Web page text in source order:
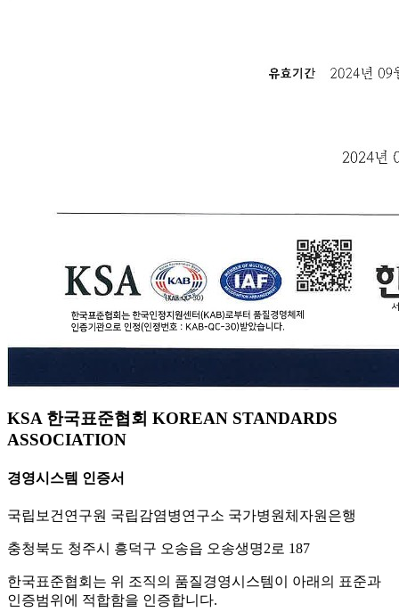
KSA 한국표준협회 KOREAN STANDARDS
ASSOCIATION
경영시스템 인증서
국립보건연구원 국립감염병연구소 국가병원체자원은행
충청북도 청주시 흥덕구 오송읍 오송생명2로 187
한국표준협회는 위 조직의 품질경영시스템이 아래의 표준과
인증범위에 적합함을 인증합니다.